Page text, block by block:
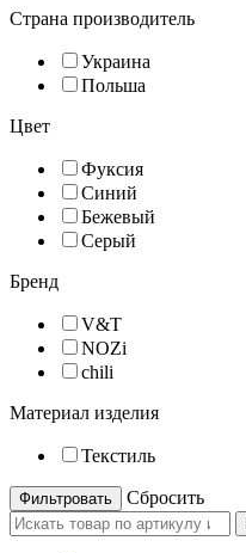
Страна производитель
Украина
Польша
Цвет
Фуксия
Синий
Бежевый
Серый
Бренд
V&T
NOZi
chili
Материал изделия
Текстиль
Cбросить